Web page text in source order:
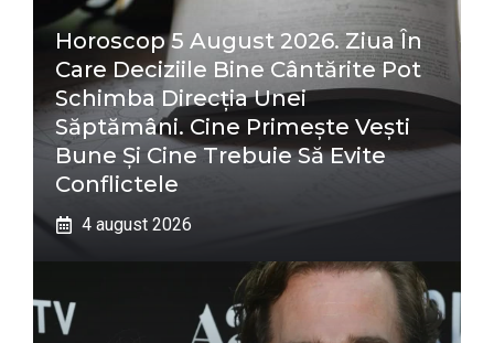
Horoscop 5 August 2026. Ziua În
Care Deciziile Bine Cântărite Pot
Schimba Direcția Unei
Săptămâni. Cine Primește Vești
Bune Și Cine Trebuie Să Evite
Conflictele
4 august 2026